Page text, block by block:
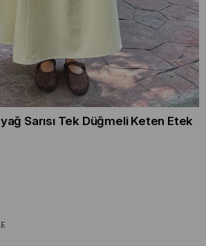
Sarısı Tek Düğmeli Keten Etek